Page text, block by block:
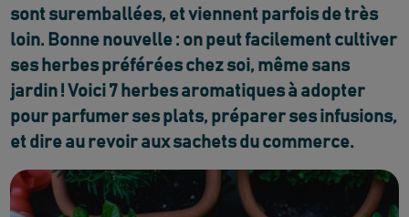
sont suremballées, et viennent parfois de très
loin. Bonne nouvelle : on peut facilement cultiver
ses herbes préférées chez soi, même sans
jardin ! Voici 7 herbes aromatiques à adopter
pour parfumer ses plats, préparer ses infusions,
et dire au revoir aux sachets du commerce.